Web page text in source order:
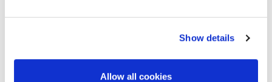
Show details
Allow all cookies